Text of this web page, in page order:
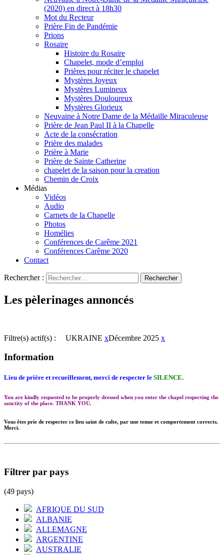
(2020) en direct à 18h30
Mot du Recteur
Prière Fin de Pandémie
Prions
Rosaire
Histoire du Rosaire
Chapelet, mode d’emploi
Prières pour réciter le chapelet
Mystères Joyeux
Mystères Lumineux
Mystères Douloureux
Mystères Glorieux
Neuvaine à Notre Dame de la Médaille Miraculeuse
Prière de Jean Paul II à la Chapelle
Acte de la consécration
Prière des malades
Prière à Marie
Prière de Sainte Catherine
chapelet de la saison pour la creation
Chemin de Croix
Médias
Vidéos
Audio
Carnets de la Chapelle
Photos
Homélies
Conférences de Carême 2021
Conférences Carême 2020
Contact
Rechercher :
Les pèlerinages annoncés
Filtre(s) actif(s) : UKRAINE xDécembre 2025 x
Information
Lieu de prière et recueillement, merci de respecter le SILENCE.
You are kindly requested to be properly dressed when you enter the chapel respecting the
sanctity of the place. THANK YOU.
Vous êtes prie de respecter ce lieu saint de culte, par une tenue et comportement corrects.
Merci.
Filtrer par pays
(49 pays)
AFRIQUE DU SUD
ALBANIE
ALLEMAGNE
ARGENTINE
AUSTRALIE